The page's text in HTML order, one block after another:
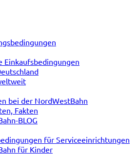
Einkaufsbedingungen
bei der NordWestBahn
Fakten
BLOG
für Serviceeinrichtungen
für Kinder